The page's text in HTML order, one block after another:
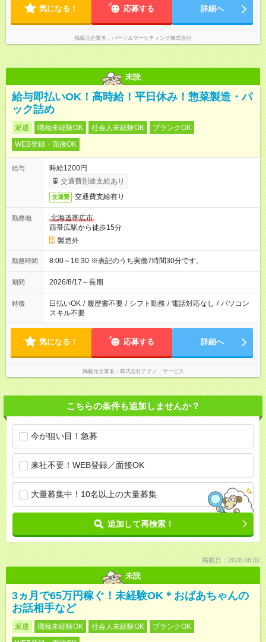
気になる！ 応募する 詳細へ
掲載元企業名 パーソルマーケティング株式会社
未読
給与即払いOK！高時給！平日休み！惣菜製造・パ
ック詰め
派遣 職種未経験OK 社会人未経験OK
ブランクOK
WEB登録・面接OK
給与
時給1200円
交通費別途支給あり
交通費 交通費支給有り
勤務地
北海道帯広市
西帯広駅から徒歩15分
製造外
勤務時間 8:00～16:30 ※表記のうち実働7時間30分です。
期間 2026/8/17～長期
特徴 日払いOK / 履歴書不要 / シフト勤務 / 電話対応なし / パソコン
スキル不要
気になる！ 応募する 詳細へ
掲載元企業名 株式会社テクノ・サービス
こちらの条件も追加しませんか？
今が狙い目！急募
来社不要！WEB登録／面接OK
大量募集中！10名以上の大量募集
追加して再検索！
掲載日：2026.08.02
未読
3ヵ月で65万円稼ぐ！未経験OK＊おばあちゃんの
お話相手など
派遣 職種未経験OK 社会人未経験OK
ブランクOK